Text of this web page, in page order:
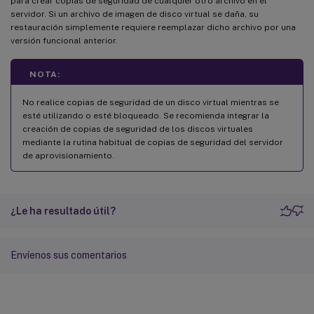
servidor. Si un archivo de imagen de disco virtual se daña, su
restauración simplemente requiere reemplazar dicho archivo por una
versión funcional anterior.
NOTA:
No realice copias de seguridad de un disco virtual mientras se
esté utilizando o esté bloqueado. Se recomienda integrar la
creación de copias de seguridad de los discos virtuales
mediante la rutina habitual de copias de seguridad del servidor
de aprovisionamiento.
¿Le ha resultado útil?
Envíenos sus comentarios